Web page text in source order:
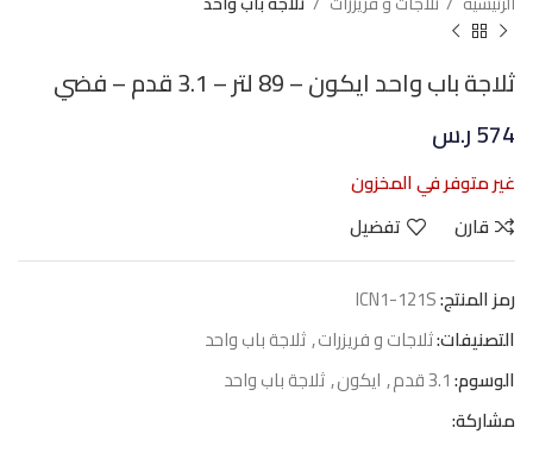
ثلاجة باب واحد ايكون – 89 لتر – 3.1 قدم – فضي
574ر.س
غير متوفر في المخزون
قارن
تفضيل
رمز المنتج:ICN1-121S
التصنيفات:ثلاجات و فريزرات,ثلاجة باب واحد
الوسوم:3.1 قدم , ايكون,ثلاجة باب واحد
مشاركة: